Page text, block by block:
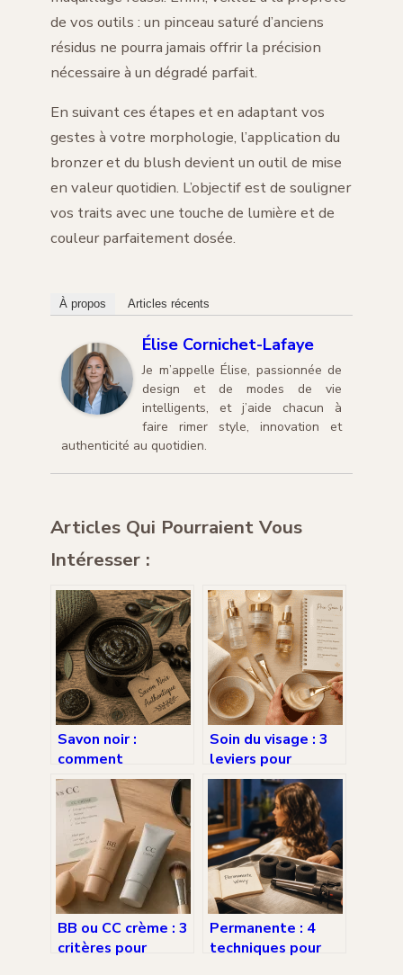
de vos outils : un pinceau saturé d’anciens
résidus ne pourra jamais offrir la précision
nécessaire à un dégradé parfait.
En suivant ces étapes et en adaptant vos
gestes à votre morphologie, l’application du
bronzer et du blush devient un outil de mise
en valeur quotidien. L’objectif est de souligner
vos traits avec une touche de lumière et de
couleur parfaitement dosée.
À propos Articles récents
Élise Cornichet-Lafaye
Je m’appelle Élise, passionnée de
design et de modes de vie
intelligents, et j’aide chacun à
faire rimer style, innovation et
authenticité au quotidien.
Articles Qui Pourraient Vous
Intéresser :
Savon noir :
comment
distinguer les
usages
cosmétiques et
ménagers pour
optimiser vos soins
et votre intérieur
Soin du visage : 3
leviers pour
comprendre les
prix et optimiser
votre budget
BB ou CC crème : 3
critères pour
Permanente : 4
techniques pour